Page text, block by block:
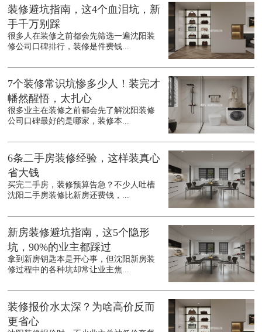
装修避坑指南，这4个血泪坑，新
手千万别踩
很多人在装修之前都会先筛选一遍沈阳装
修公司口碑排行，装修是件费钱...
7个装修常识坑惨多少人！装完才
幡然醒悟，太扎心
很多业主在装修之前都会先了解沈阳装修
公司口碑最好的是哪家，装修本...
6条二手房装修经验，这样装真心
省大钱
买完二手房，装修预算告急？不少人吐槽
沈阳二手房装修比新房还费钱，...
新房装修避坑指南，这5个隐形
坑，90%的业主都踩过
拿到新房钥匙本是开心事，但沈阳新房装
修过程中的各种坑却常让业主焦...
装修报价水太深？为啥高价反而
更省心